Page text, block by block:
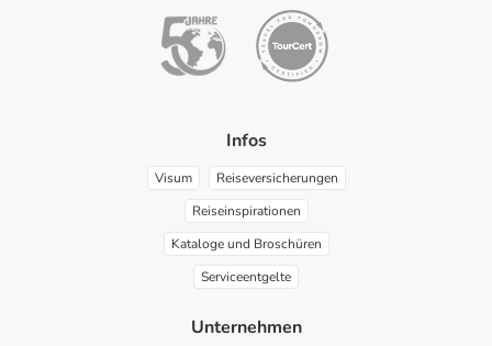
Infos
Visum
Reiseversicherungen
Reiseinspirationen
Kataloge und Broschüren
Serviceentgelte
Unternehmen